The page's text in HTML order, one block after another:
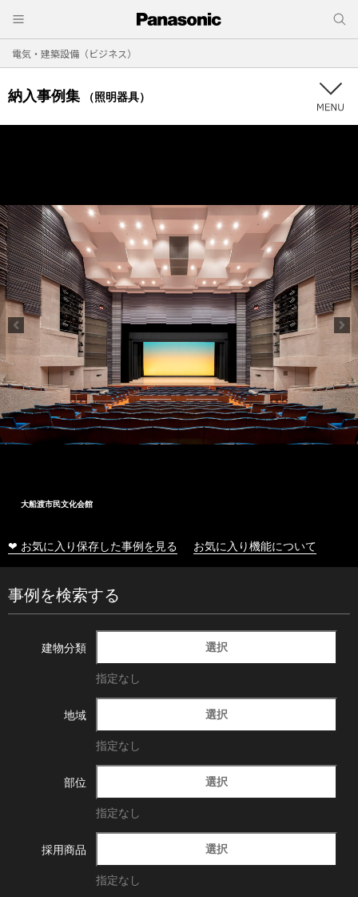
電気・建築設備（ビジネス）
納入事例集 （照明器具）
大船渡市民文化会館
❤ お気に入り保存した事例を見る お気に入り機能について
事例を検索する
建物分類 選択
指定なし
地域 選択
指定なし
部位 選択
指定なし
採用商品 選択
指定なし